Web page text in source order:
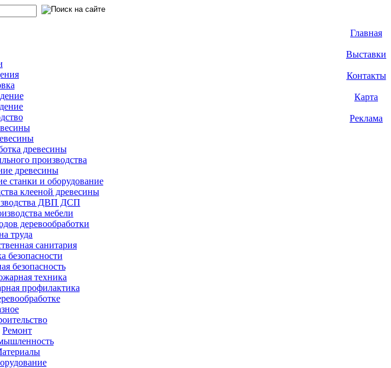
Главная
Выставки
Контакты
Карта
Реклама
древесины
производства
древесины
станки и оборудование
клееной древесины
ДВП ДСП
мебели
деревообработки
труда
санитария
безопасности
безопасность
техника
профилактика
Ремонт